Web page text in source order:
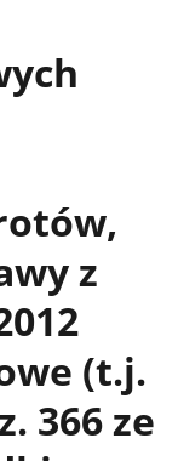
z
(t.j.
366 ze